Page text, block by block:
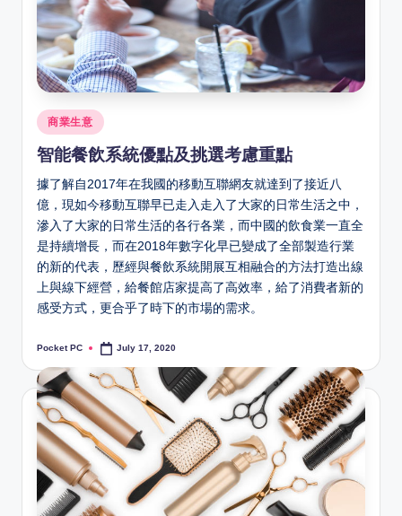
Posted
in
商業生意
智能餐飲系統優點及挑選考慮重點
據了解自2017年在我國的移動互聯網友就達到了接近八
億，現如今移動互聯早已走入走入了大家的日常生活之中，
滲入了大家的日常生活的各行各業，而中國的飲食業一直全
是持續增長，而在2018年數字化早已變成了全部製造行業
的新的代表，歷經與餐飲系統開展互相融合的方法打造出線
上與線下經營，給餐館店家提高了高效率，給了消費者新的
感受方式，更合乎了時下的市場的需求。
Posted
Pocket PC July 17, 2020